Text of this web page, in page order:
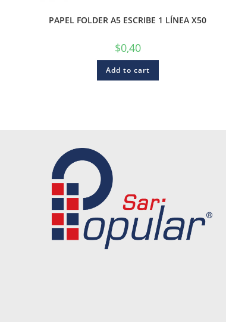
PAPEL FOLDER A5 ESCRIBE 1 LÍNEA X50
$0,40
Add to cart